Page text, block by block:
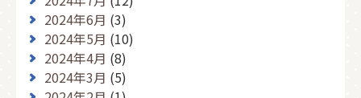
2024年6月 (3)
2024年5月 (10)
2024年4月 (8)
2024年3月 (5)